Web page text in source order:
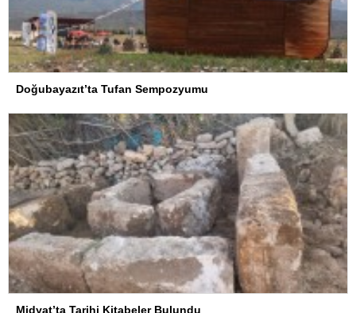
Doğubayazıt’ta Tufan Sempozyumu
Midyat’ta Tarihi Kitabeler Bulundu